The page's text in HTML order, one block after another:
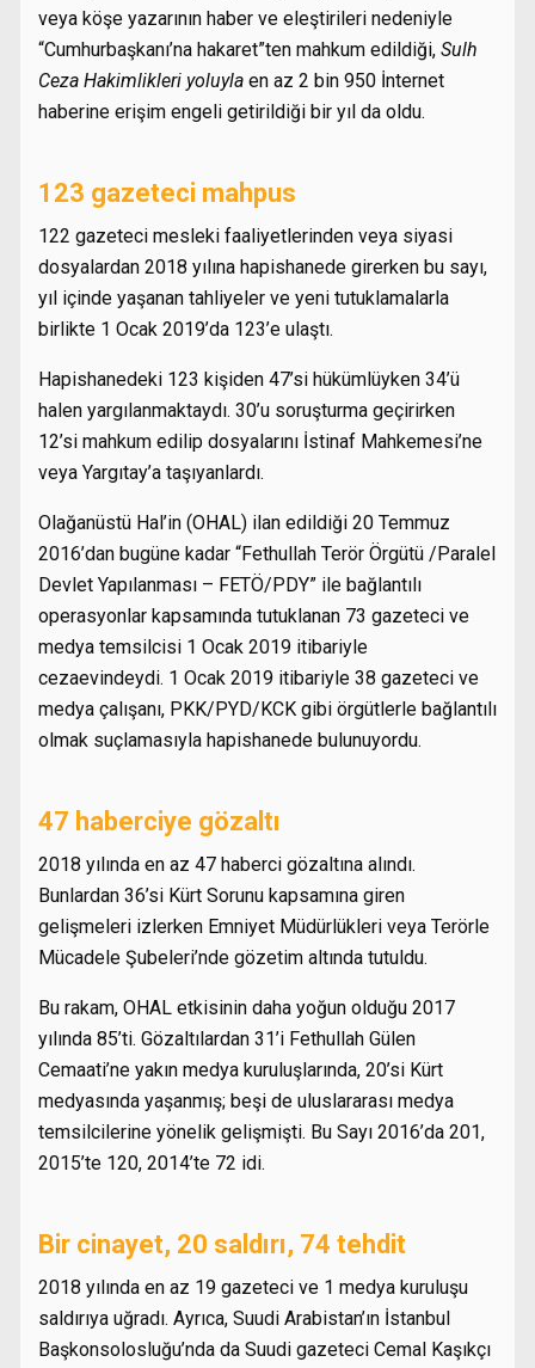
veya köşe yazarının haber ve eleştirileri nedeniyle
“Cumhurbaşkanı’na hakaret”ten mahkum edildiği, Sulh
Ceza Hakimlikleri yoluyla en az 2 bin 950 İnternet
haberine erişim engeli getirildiği bir yıl da oldu.
123 gazeteci mahpus
122 gazeteci mesleki faaliyetlerinden veya siyasi
dosyalardan 2018 yılına hapishanede girerken bu sayı,
yıl içinde yaşanan tahliyeler ve yeni tutuklamalarla
birlikte 1 Ocak 2019’da 123’e ulaştı.
Hapishanedeki 123 kişiden 47’si hükümlüyken 34’ü
halen yargılanmaktaydı. 30’u soruşturma geçirirken
12’si mahkum edilip dosyalarını İstinaf Mahkemesi’ne
veya Yargıtay’a taşıyanlardı.
Olağanüstü Hal’in (OHAL) ilan edildiği 20 Temmuz
2016’dan bugüne kadar “Fethullah Terör Örgütü /Paralel
Devlet Yapılanması – FETÖ/PDY” ile bağlantılı
operasyonlar kapsamında tutuklanan 73 gazeteci ve
medya temsilcisi 1 Ocak 2019 itibariyle
cezaevindeydi. 1 Ocak 2019 itibariyle 38 gazeteci ve
medya çalışanı, PKK/PYD/KCK gibi örgütlerle bağlantılı
olmak suçlamasıyla hapishanede bulunuyordu.
47 haberciye gözaltı
2018 yılında en az 47 haberci gözaltına alındı.
Bunlardan 36’si Kürt Sorunu kapsamına giren
gelişmeleri izlerken Emniyet Müdürlükleri veya Terörle
Mücadele Şubeleri’nde gözetim altında tutuldu.
Bu rakam, OHAL etkisinin daha yoğun olduğu 2017
yılında 85’ti. Gözaltılardan 31’i Fethullah Gülen
Cemaati’ne yakın medya kuruluşlarında, 20’si Kürt
medyasında yaşanmış; beşi de uluslararası medya
temsilcilerine yönelik gelişmişti. Bu Sayı 2016’da 201,
2015’te 120, 2014’te 72 idi.
Bir cinayet, 20 saldırı, 74 tehdit
2018 yılında en az 19 gazeteci ve 1 medya kuruluşu
saldırıya uğradı. Ayrıca, Suudi Arabistan’ın İstanbul
Başkonsolosluğu’nda da Suudi gazeteci Cemal Kaşıkçı